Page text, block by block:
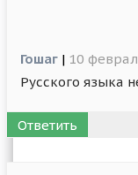
Гошаг | 10
Русского языка
Ответить